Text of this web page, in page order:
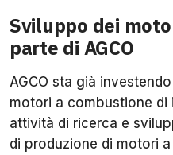
Sviluppo dei
parte di AGCO
AGCO sta già
motori a combustione
attività di ricerca e
di produzione di motori a